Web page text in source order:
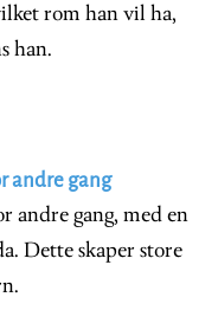
rom han vil ha,
han.
andre gang
andre gang, med en
Dette skaper store